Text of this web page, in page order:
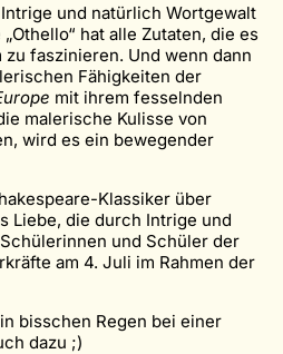
und natürlich Wortgewalt
hat alle Zutaten, die es
faszinieren. Und wenn dann
Fähigkeiten der
mit ihrem fesselnden
malerische Kulisse von
wird es ein bewegender
Klassiker über
Liebe, die durch Intrige und
und Schüler der
am 4. Juli im Rahmen der
bisschen Regen bei einer
dazu ;)